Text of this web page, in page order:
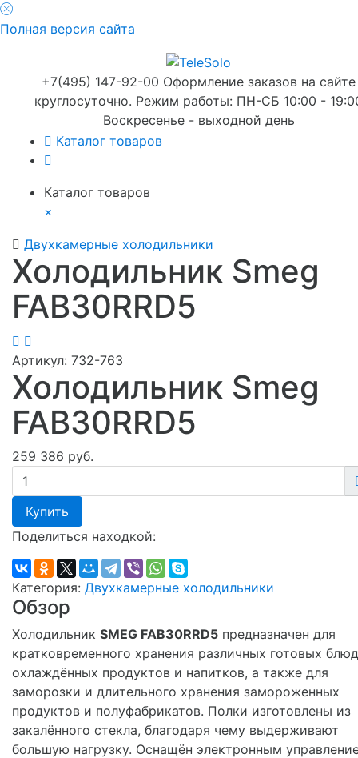
Полная версия сайта
+7(495) 147-92-00 Оформление заказов на сайте
круглосуточно. Режим работы: ПН-СБ 10:00 -
Воскресенье - выходной день
Каталог товаров
Каталог товаров
×
Двухкамерные холодильники
Холодильник Smeg
FAB30RRD5
Артикул: 732-763
Холодильник Smeg
FAB30RRD5
259 386 руб.
Купить
Поделиться находкой:
Категория: Двухкамерные холодильники
Обзор
Холодильник SMEG FAB30RRD5 предназначен для
кратковременного хранения различных готовых
охлаждённых продуктов и напитков, а также для
заморозки и длительного хранения замороженных
продуктов и полуфабрикатов. Полки изготовлены из
закалённого стекла, благодаря чему выдерживают
большую нагрузку. Оснащён электронным